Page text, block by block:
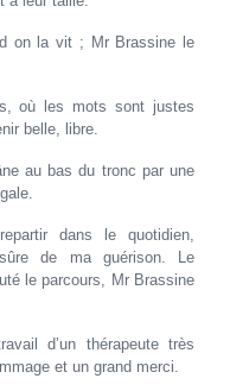
on la vit ; Mr Brassine le
où les mots sont justes
belle, libre.
au bas du tronc par une
dans le quotidien,
de ma guérison. Le
le parcours, Mr Brassine
d’un thérapeute très
et un grand merci.